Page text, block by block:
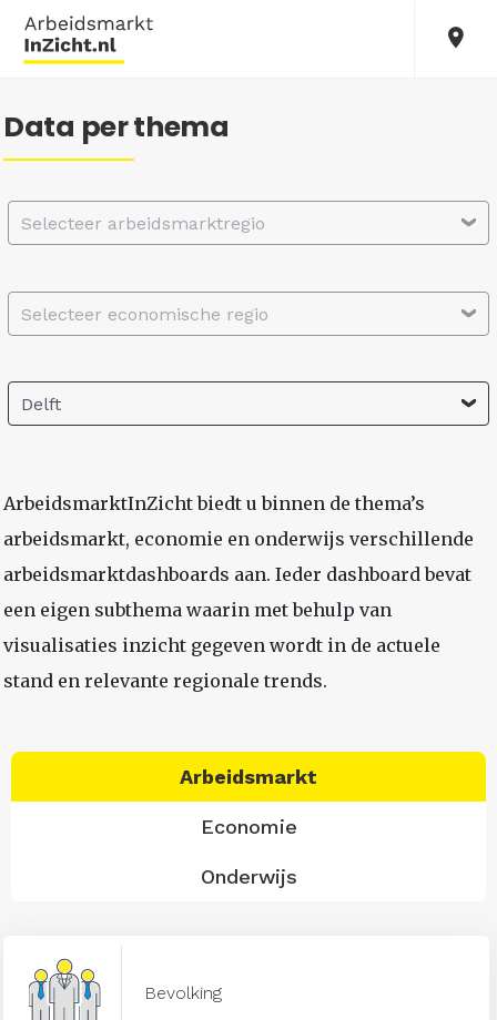
Data per thema
Selecteer arbeidsmarktregio
Selecteer economische regio
Delft
ArbeidsmarktInZicht biedt u binnen de thema’s
arbeidsmarkt, economie en onderwijs verschillende
arbeidsmarktdashboards aan. Ieder dashboard bevat
een eigen subthema waarin met behulp van
visualisaties inzicht gegeven wordt in de actuele
stand en relevante regionale trends.
Arbeidsmarkt
Economie
Onderwijs
Bevolking